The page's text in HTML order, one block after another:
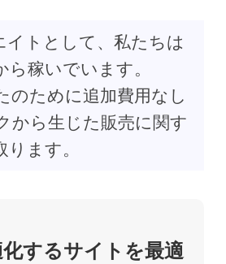
トとして、私たちは
稼いでいます。
のために追加費用なし
から生じた販売に関す
ます。
するサイトを最適